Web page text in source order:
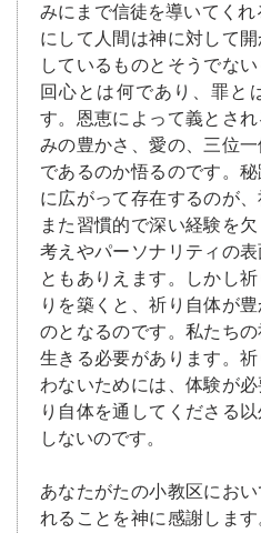
みにまで信徒を導いてく
にして人間は神に対して
しているものとそうでな
回心とは何であり、罪と
す。恩恵によって義とさ
みの豊かさ、愛の、三位
であるのか悟るのです。
に広がって存在するのが
また習慣的で深い経験を
考えやパーソナリティの
ともありえます。しかし
りを築くと、祈り自体が
のとなるのです。私たち
生きる必要があります。
わないためには、体験が
り自体を通してくださる
しないのです。
あなたがたの小教区にお
れることを神に感謝しま